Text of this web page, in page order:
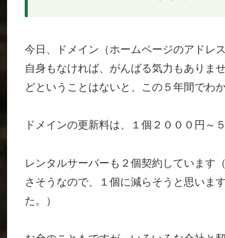
今日、ドメイン（ホームページのアドレ
自身もなければ、がんばる気力もありま
どということはないと、この５年間でわか
ドメインの更新料は、１個２０００円～
レンタルサーバーも２個契約しています
さそうなので、１個に減らそうと思いま
た。）